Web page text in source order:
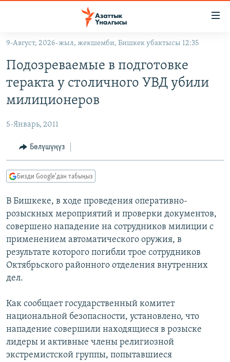
Навигацияга
өтүңүз
Издөөгө
салыңыз
КЫРГЫЗСТАН
КЫРГЫЗСТАН
ЭКОНОМИКА
МАДАНИЯТ
ДҮЙНӨ
БОРБОР АЗИЯ
АТАЙЫН ИЛИКТӨӨ
ТВ ПРОГРАММАЛАР
ЭКСПЕРТТЕР ТАЛДАЙТ
БИЗ ЖАНА ДҮЙНӨ
ЭЖЕ-СИҢДИЛЕР
АЗАТТЫК+
ЫҢГАЙСЫЗ СУРООЛОР
ӨЗГӨЧӨ ПИКИР
Русский
ОНЛАЙН ШЕРИНЕ
ЭЕ/АРнун бардык сайттары
9-Август, 2026-жыл, жекшемби, Бишкек убактысы 12:35
Подозреваемые в подготовке
теракта у столичного УВД убили
милиционеров
5-Январь, 2011
Бөлүшүңүз
Бизди Google'дан табыңыз
В Бишкеке, в ходе проведения оперативно-
розыскных мероприятий и проверки документов,
совершено нападение на сотрудников милиции с
применением автоматического оружия, в
результате которого погибли трое сотрудников
Октябрьского районного отделения внутренних
дел.
Как сообщает государственный комитет
национальной безопасности, установлено, что
нападение совершили находящиеся в розыске
лидеры и активные члены религиозной
экстремистской группы, попытавшиеся